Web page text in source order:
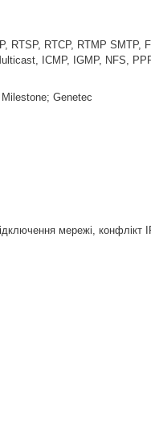
RTSP, RTCP, RTMP SMTP,
ICMP, IGMP, NFS,
Genetec
мережі, конфлікт